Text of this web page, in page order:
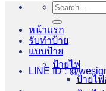
LINE ID :
Search
for:
หน้าแรก
รับทำป้าย
แบบป้าย
ป้ายไฟ
ป้ายไ